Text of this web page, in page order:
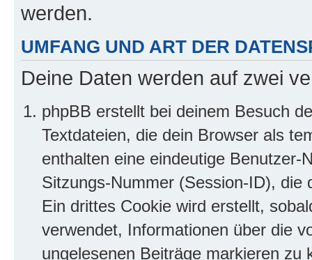
werden.
UMFANG UND ART DER
Deine Daten werden auf zwei
phpBB erstellt bei deinem Besuch
Textdateien, die dein Browser als
enthalten eine eindeutige
Sitzungs-Nummer (Session-ID), die
Ein drittes Cookie wird erstellt,
verwendet, Informationen über die
ungelesenen Beiträge markieren zu